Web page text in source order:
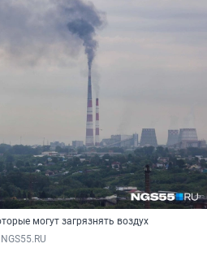
могут загрязнять воздух